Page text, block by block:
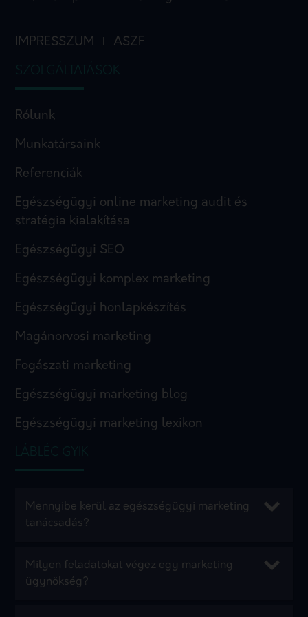
IMPRESSZUM ASZF
SZOLGÁLTATÁSOK
Rólunk
Munkatársaink
Referenciák
Egészségügyi online marketing audit és
stratégia kialakítása
Egészségügyi SEO
Egészségügyi komplex marketing
Egészségügyi honlapkészítés
Magánorvosi marketing
Fogászati marketing
Egészségügyi marketing blog
Egészségügyi marketing lexikon
LÁBLÉC GYIK
Mennyibe kerül az egészségügyi marketing
tanácsadás?
Milyen feladatokat végez egy marketing
ügynökség?